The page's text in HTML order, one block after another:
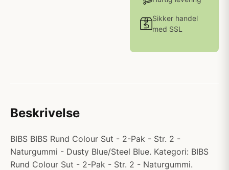
Sikker handel
med SSL
Beskrivelse
BIBS BIBS Rund Colour Sut - 2-Pak - Str. 2 -
Naturgummi - Dusty Blue/Steel Blue. Kategori: BIBS
Rund Colour Sut - 2-Pak - Str. 2 - Naturgummi.